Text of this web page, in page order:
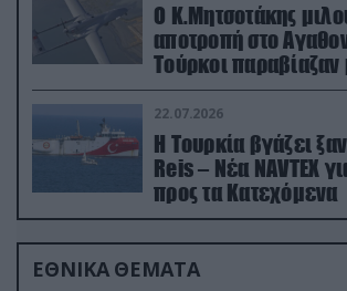
Ο Κ.Μητσοτάκης
αποτροπή στο
Τούρκοι
drone
22.07.2026
Η Τουρκία βγάζει
Reis – Νέα NAVTEX
προς τα Κατεχόμενα
ΕΘΝΙΚΑ ΘΕΜΑΤΑ